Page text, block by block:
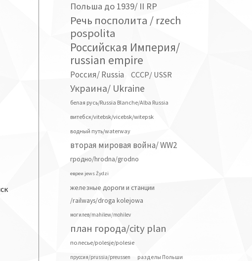
Польша до 1939/ II RP
Речь посполита / rzech
pospolita
Российская Империя/
russian empire
Россия/ Russia СССР/ USSR
Украина/ Ukraine
белая русь/Russia Blanche/Alba Russia
витебск/vitebsk/vicebsk/witepsk
водный путь/waterway
вторая мировая война/ WW2
гродно/hrodna/grodno
евреи jews Żydzi
железные дороги и станции
/railways/droga kolejowa
могилев/mahilew/mohilev
план города/city plan
полесье/polesje/polesie
пруссия/prussia/preussen разделы Польши